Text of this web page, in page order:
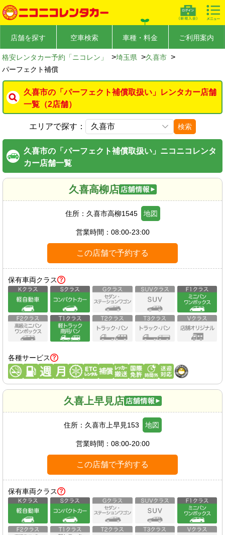
店舗を探す 空車検索 車種・料金 ご利用案内
格安レンタカー予約「ニコレン」 >埼玉県 >久喜市 >
パーフェクト補償
久喜市の「パーフェクト補償取扱い」レンタカー店舗
一覧（2店舗）
エリアで探す： 検索
久喜市の「パーフェクト補償取扱い」ニコニコレンタ
カー店舗一覧
久喜高柳店
住所： 久喜市高柳1545 地図
営業時間： 08:00-23:00
この店舗で予約する
保有車両クラス
各種サービス
久喜上早見店
住所： 久喜市上早見153 地図
営業時間： 08:00-20:00
この店舗で予約する
保有車両クラス